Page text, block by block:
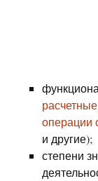
расчетные
операции
и другие);
степени